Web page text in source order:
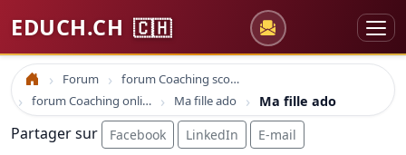
EDUCH.CH 🇨🇭
Accueil Forum
forum Coaching scolaire
forum Coaching online formation professionelle emploi education
Ma fille ado Ma fille ado
Partager sur Facebook LinkedIn E-mail